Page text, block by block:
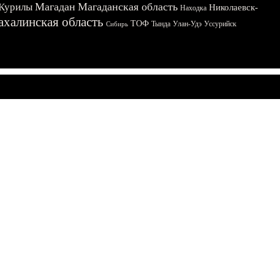
Магадан Магаданская область Находка Николаевск-
область Сибирь ТОФ Тында Улан-Удэ Уссурийск